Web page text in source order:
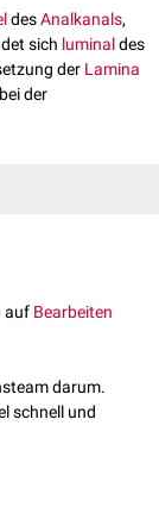
desAnalkanals,
sich luminaldes
der Lamina
der
korrigierte Auflage,
auf Bearbeiten
darum.
schnell und